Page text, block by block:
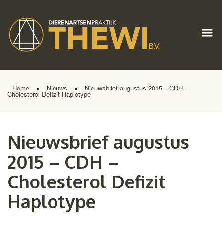
Home » Nieuws » Nieuwsbrief augustus 2015 – CDH –
Cholesterol Defizit Haplotype
Nieuwsbrief augustus
2015 – CDH –
Cholesterol Defizit
Haplotype